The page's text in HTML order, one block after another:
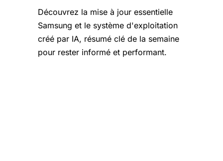
Découvrez la mise à jour essentielle
Samsung et le système d'exploitation
créé par IA, résumé clé de la semaine
pour rester informé et performant.